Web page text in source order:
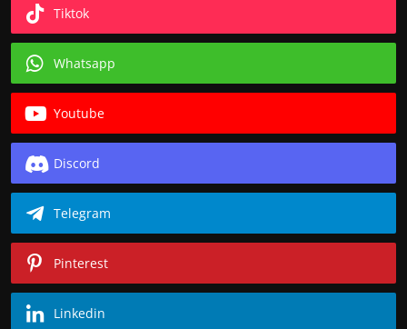
Tiktok
Whatsapp
Youtube
Discord
Telegram
Pinterest
Linkedin